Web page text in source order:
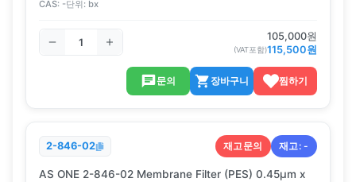
CAS: -단위: bx
105,000원
(VAT포함)115,500원
문의 장바구니 찜하기
2-846-02 재고문의 재고:-
AS ONE 2-846-02 Membrane Filter (PES) 0.45μm x